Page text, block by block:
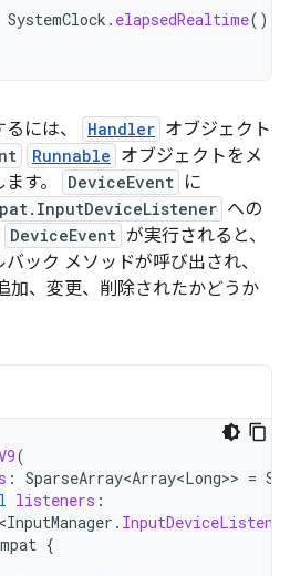
SystemClock . elapsedRealtime()
には、 Handler オブジェクト
Runnable オブジェクトをメ
す。
DeviceEvent に
への
DeviceEvent が実行されると、
ック メソッドが呼び出され、
加、変更、削除されたかどうか
(
: SparseArray<Array<Long>> =
listeners :
. InputDeviceListener
{